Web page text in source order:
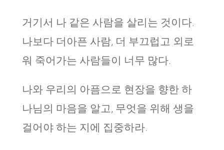
거기서 나 같은 사람을 살리는 것이다.
나보다 더아픈 사람, 더 부끄럽고 외로
워 죽어가는 사람들이 너무 많다.
나와 우리의 아픔으로 현장을 향한 하
나님의 마음을 알고, 무엇을 위해 생을
걸어야 하는 지에 집중하라.